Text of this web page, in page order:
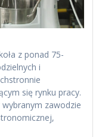
z ponad 75-
i
się rynku pracy.
wybranym zawodzie